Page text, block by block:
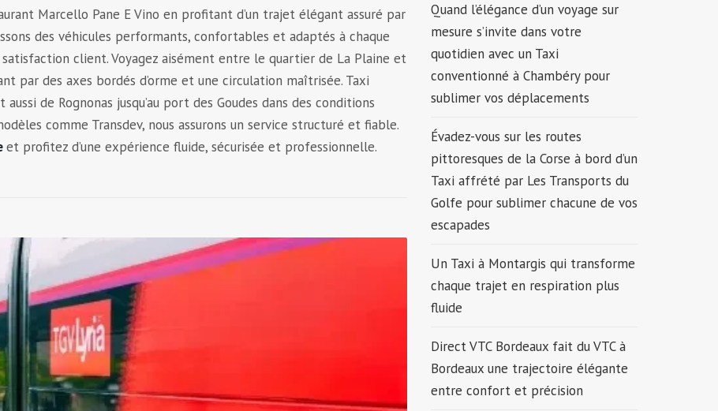
Marcello Pane E Vino en profitant d’un trajet élégant assuré par
des véhicules performants, confortables et adaptés à chaque
client. Voyagez aisément entre le quartier de La Plaine et
par des axes bordés d’orme et une circulation maîtrisée. Taxi
de Rognonas jusqu’au port des Goudes dans des conditions
comme Transdev, nous assurons un service structuré et fiable.
et profitez d’une expérience fluide, sécurisée et professionnelle.
Quand l’élégance d’un voyage sur
mesure s’invite dans votre
quotidien avec un Taxi
conventionné à Chambéry pour
sublimer vos déplacements
Évadez-vous sur les routes
pittoresques de la Corse à bord d’un
Taxi affrété par Les Transports du
Golfe pour sublimer chacune de vos
escapades
Un Taxi à Montargis qui transforme
chaque trajet en respiration plus
fluide
Direct VTC Bordeaux fait du VTC à
Bordeaux une trajectoire élégante
entre confort et précision